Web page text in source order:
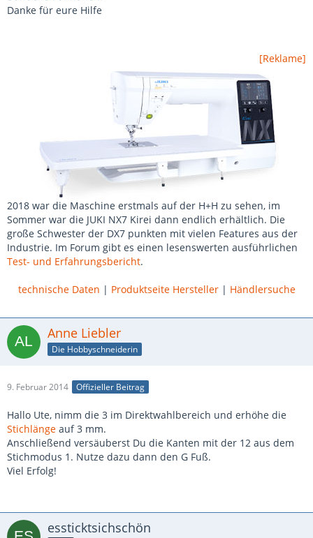
Danke für eure Hilfe
[Reklame]
2018 war die Maschine erstmals auf der H+H zu sehen, im
Sommer war die JUKI NX7 Kirei dann endlich erhältlich. Die
große Schwester der DX7 punkten mit vielen Features aus der
Industrie. Im Forum gibt es einen lesenswerten ausführlichen
Test- und Erfahrungsbericht.
technische Daten | Produktseite Hersteller| Händlersuche
Anne Liebler
Die Hobbyschneiderin
9. Februar 2014 Offizieller Beitrag
Hallo Ute, nimm die 3 im Direktwahlbereich und erhöhe die
Stichlänge auf 3 mm.
Anschließend versäuberst Du die Kanten mit der 12 aus dem
Stichmodus 1. Nutze dazu dann den G Fuß.
Viel Erfolg!
essticktsichschön